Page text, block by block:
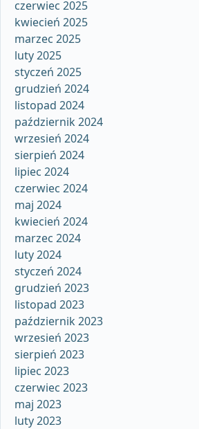
czerwiec 2025
kwiecień 2025
marzec 2025
luty 2025
styczeń 2025
grudzień 2024
listopad 2024
październik 2024
wrzesień 2024
sierpień 2024
lipiec 2024
czerwiec 2024
maj 2024
kwiecień 2024
marzec 2024
luty 2024
styczeń 2024
grudzień 2023
listopad 2023
październik 2023
wrzesień 2023
sierpień 2023
lipiec 2023
czerwiec 2023
maj 2023
luty 2023